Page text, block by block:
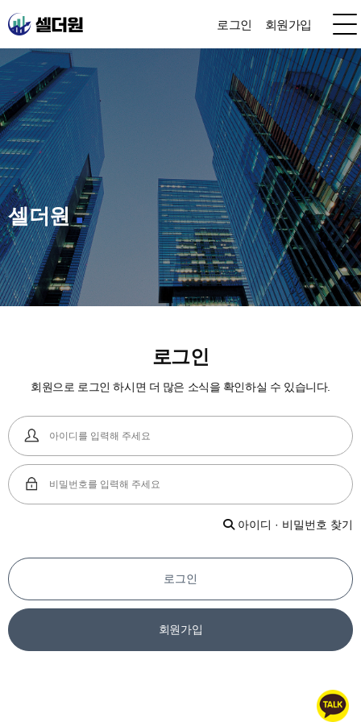
로그인 회원가입
셀더원
로그인
회원으로 로그인 하시면 더 많은 소식을 확인하실 수 있습니다.
아이디 · 비밀번호 찾기
로그인
회원가입